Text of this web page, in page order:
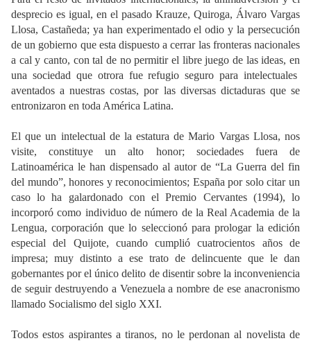
desprecio es igual, en el pasado Krauze, Quiroga, Álvaro Vargas
Llosa, Castañeda; ya han experimentado el odio y la persecución
de un gobierno que esta dispuesto a cerrar las fronteras nacionales
a cal y canto, con tal de no permitir el libre juego de las ideas, en
una sociedad que otrora fue refugio seguro para intelectuales
aventados a nuestras costas, por las diversas dictaduras que se
entronizaron en toda América Latina.
El que un intelectual de la estatura de Mario Vargas Llosa, nos
visite, constituye un alto honor; sociedades fuera de
Latinoamérica le han dispensado al autor de “La Guerra del fin
del mundo”, honores y reconocimientos; España por solo citar un
caso lo ha galardonado con el Premio Cervantes (1994), lo
incorporó como individuo de número de la Real Academia de la
Lengua, corporación que lo seleccionó para prologar la edición
especial del Quijote, cuando cumplió cuatrocientos años de
impresa; muy distinto a ese trato de delincuente que le dan
gobernantes por el único delito de disentir sobre la inconveniencia
de seguir destruyendo a Venezuela a nombre de ese anacronismo
llamado Socialismo del siglo XXI.
Todos estos aspirantes a tiranos, no le perdonan al novelista de